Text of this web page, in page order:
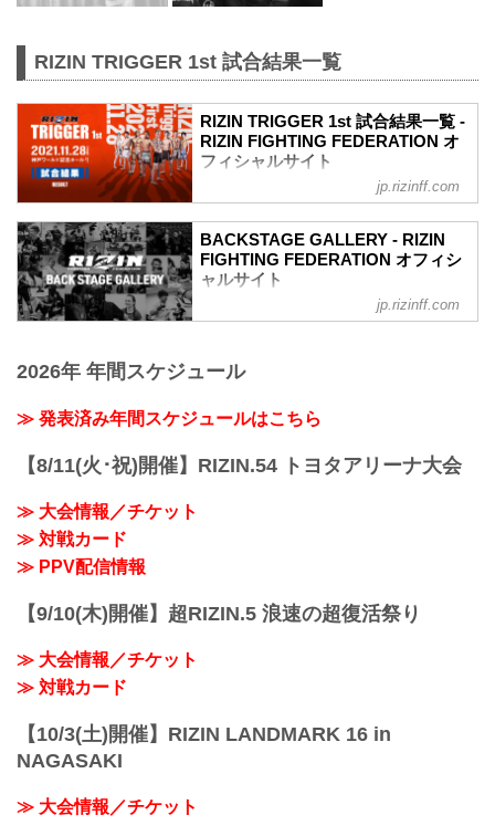
RIZIN TRIGGER 1st 試合結果一覧
RIZIN TRIGGER 1st 試合結果一覧 -
RIZIN FIGHTING FEDERATION オ
フィシャルサイト
第14試合／スペシャルワンマッチ 昇侍
RIZIN MMAルール：5分 3R（66.0kg）
（LOSE）昇侍 vs. 萩原京平（WIN）
2R 1分19秒 TKO（レフェリーストップ：
RIZIN MMAルール：5分 3R（68.0kg）
3R 判定 （3-0）
第12試合／スペシャルワンマッチ ストラ
jp.rizinff.com
BACKSTAGE GALLERY - RIZIN
FIGHTING FEDERATION オフィシ
ャルサイト
BACKSTAGE GALLERY の記事一覧 - 格
イジン ファイティング フェデレーショ
いきます。
jp.rizinff.com
2026年 年間スケジュール
≫ 発表済み年間スケジュールはこちら
【8/11(火･祝)開催】RIZIN.54 トヨタアリーナ大会
≫ 大会情報／チケット
≫ 対戦カード
≫ PPV配信情報
【9/10(木)開催】超RIZIN.5 浪速の超復活祭り
≫ 大会情報／チケット
≫ 対戦カード
【10/3(土)開催】RIZIN LANDMARK 16 in
NAGASAKI
≫ 大会情報／チケット